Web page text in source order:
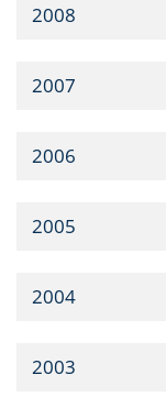
2008
2007
2006
2005
2004
2003